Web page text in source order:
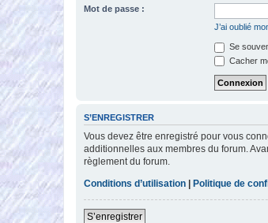
Mot de passe :
J’ai oublié
Se
Cacher
S’ENREGISTRER
Vous devez être enregistré pour vous
additionnelles aux membres du forum.
règlement du forum.
Conditions d’utilisation | Politique de
S’enregistrer